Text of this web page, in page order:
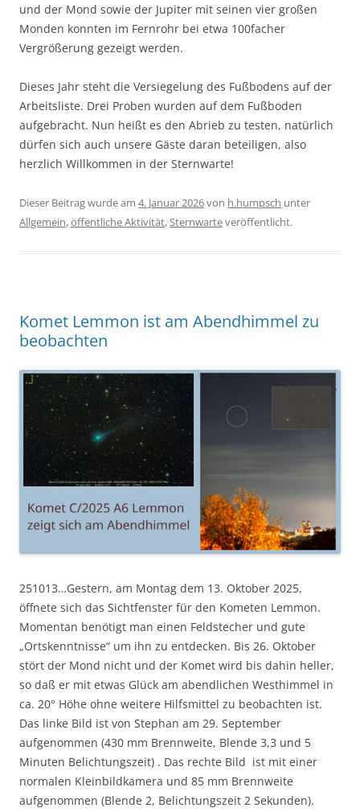
und der Mond sowie der Jupiter mit seinen vier großen
Monden konnten im Fernrohr bei etwa 100facher
Vergrößerung gezeigt werden.
Dieses Jahr steht die Versiegelung des Fußbodens auf der
Arbeitsliste. Drei Proben wurden auf dem Fußboden
aufgebracht. Nun heißt es den Abrieb zu testen, natürlich
dürfen sich auch unsere Gäste daran beteiligen, also
herzlich Willkommen in der Sternwarte!
Dieser Beitrag wurde am 4. Januar 2026von h.humpsch unter
Allgemein,öffentliche Aktivität,Sternwarteveröffentlicht.
Komet Lemmon ist am Abendhimmel zu
beobachten
251013…Gestern, am Montag dem 13. Oktober 2025,
öffnete sich das Sichtfenster für den Kometen Lemmon.
Momentan benötigt man einen Feldstecher und gute
„Ortskenntnisse“ um ihn zu entdecken. Bis 26. Oktober
stört der Mond nicht und der Komet wird bis dahin heller,
so daß er mit etwas Glück am abendlichen Westhimmel in
ca. 20° Höhe ohne weitere Hilfsmittel zu beobachten ist.
Das linke Bild ist von Stephan am 29. September
aufgenommen (430 mm Brennweite, Blende 3,3 und 5
Minuten Belichtungszeit) . Das rechte Bild ist mit einer
normalen Kleinbildkamera und 85 mm Brennweite
aufgenommen (Blende 2, Belichtungszeit 2 Sekunden).